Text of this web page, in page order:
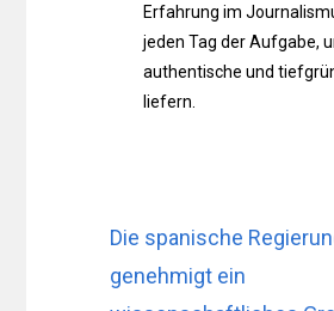
Erfahrung im
jeden Tag der Aufgabe,
authentische und
liefern.
Die spanische
genehmigt ein